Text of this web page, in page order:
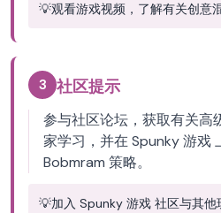
💡观看游戏视频，了解有关创意
3 社区提示
参与社区论坛，获取有关高
家学习，并在 Spunky 游戏
Bobmram 策略。
💡加入 Spunky 游戏 社区与其他